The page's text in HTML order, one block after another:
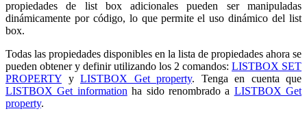
propiedades de list box adicionales pueden ser manipuladas
dinámicamente por código, lo que permite el uso dinámico del list
box.
Todas las propiedades disponibles en la lista de propiedades ahora se
pueden obtener y definir utilizando los 2 comandos: LISTBOX SET
PROPERTY y LISTBOX Get property. Tenga en cuenta que
LISTBOX Get information ha sido renombrado a LISTBOX Get
property.